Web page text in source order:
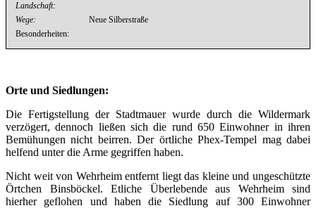
Landschaft:
Wege:
Neue Silberstraße
Besonderheiten:
Orte und Siedlungen:
Die Fertigstellung der Stadtmauer wurde durch die Wildermark
verzögert, dennoch ließen sich die rund 650 Einwohner in ihren
Bemühungen nicht beirren. Der örtliche Phex-Tempel mag dabei
helfend unter die Arme gegriffen haben.
Nicht weit von Wehrheim entfernt liegt das kleine und ungeschützte
Örtchen Binsböckel. Etliche Überlebende aus Wehrheim sind
hierher geflohen und haben die Siedlung auf 300 Einwohner